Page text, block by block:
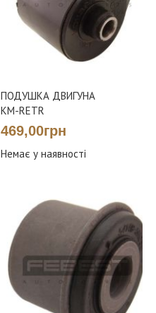
ПОДУШКА ДВИГУНА
KM-RETR
469,00грн
Немає у наявності